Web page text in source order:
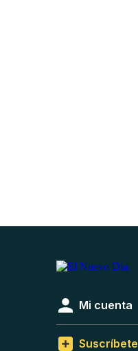
Mi cuenta
Suscríbete